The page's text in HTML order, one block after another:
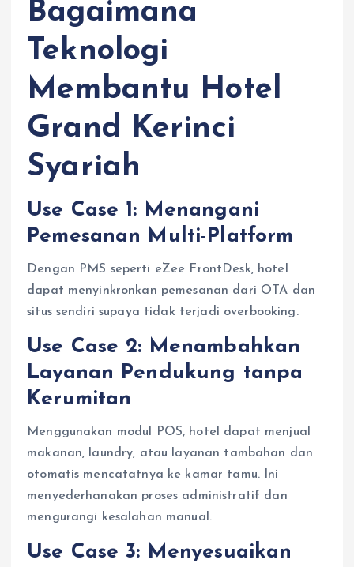
Bagaimana
Teknologi
Membantu Hotel
Grand Kerinci
Syariah
Use Case 1: Menangani
Pemesanan Multi-Platform
Dengan PMS seperti eZee FrontDesk, hotel
dapat menyinkronkan pemesanan dari OTA dan
situs sendiri supaya tidak terjadi overbooking.
Use Case 2: Menambahkan
Layanan Pendukung tanpa
Kerumitan
Menggunakan modul POS, hotel dapat menjual
makanan, laundry, atau layanan tambahan dan
otomatis mencatatnya ke kamar tamu. Ini
menyederhanakan proses administratif dan
mengurangi kesalahan manual.
Use Case 3: Menyesuaikan